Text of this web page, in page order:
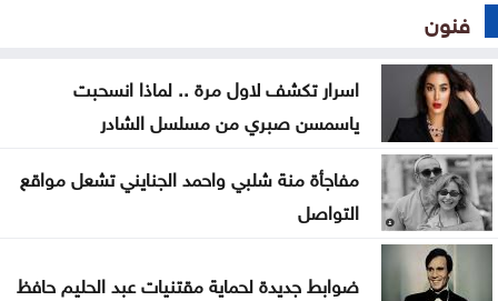
فنون
اسرار تكشف لاول مرة .. لماذا انسحبت
ياسمسن صبري من مسلسل الشادر
مفاجأة منة شلبي واحمد الجنايني تشعل مواقع
التواصل
ضوابط جديدة لحماية مقتنيات عبد الحليم حافظ